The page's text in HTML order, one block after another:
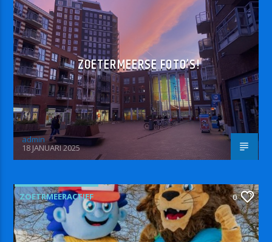
ZOETERMEERSE FOTO’S!
admin
18 JANUARI 2025
ZOETRMEERACTIEF 0